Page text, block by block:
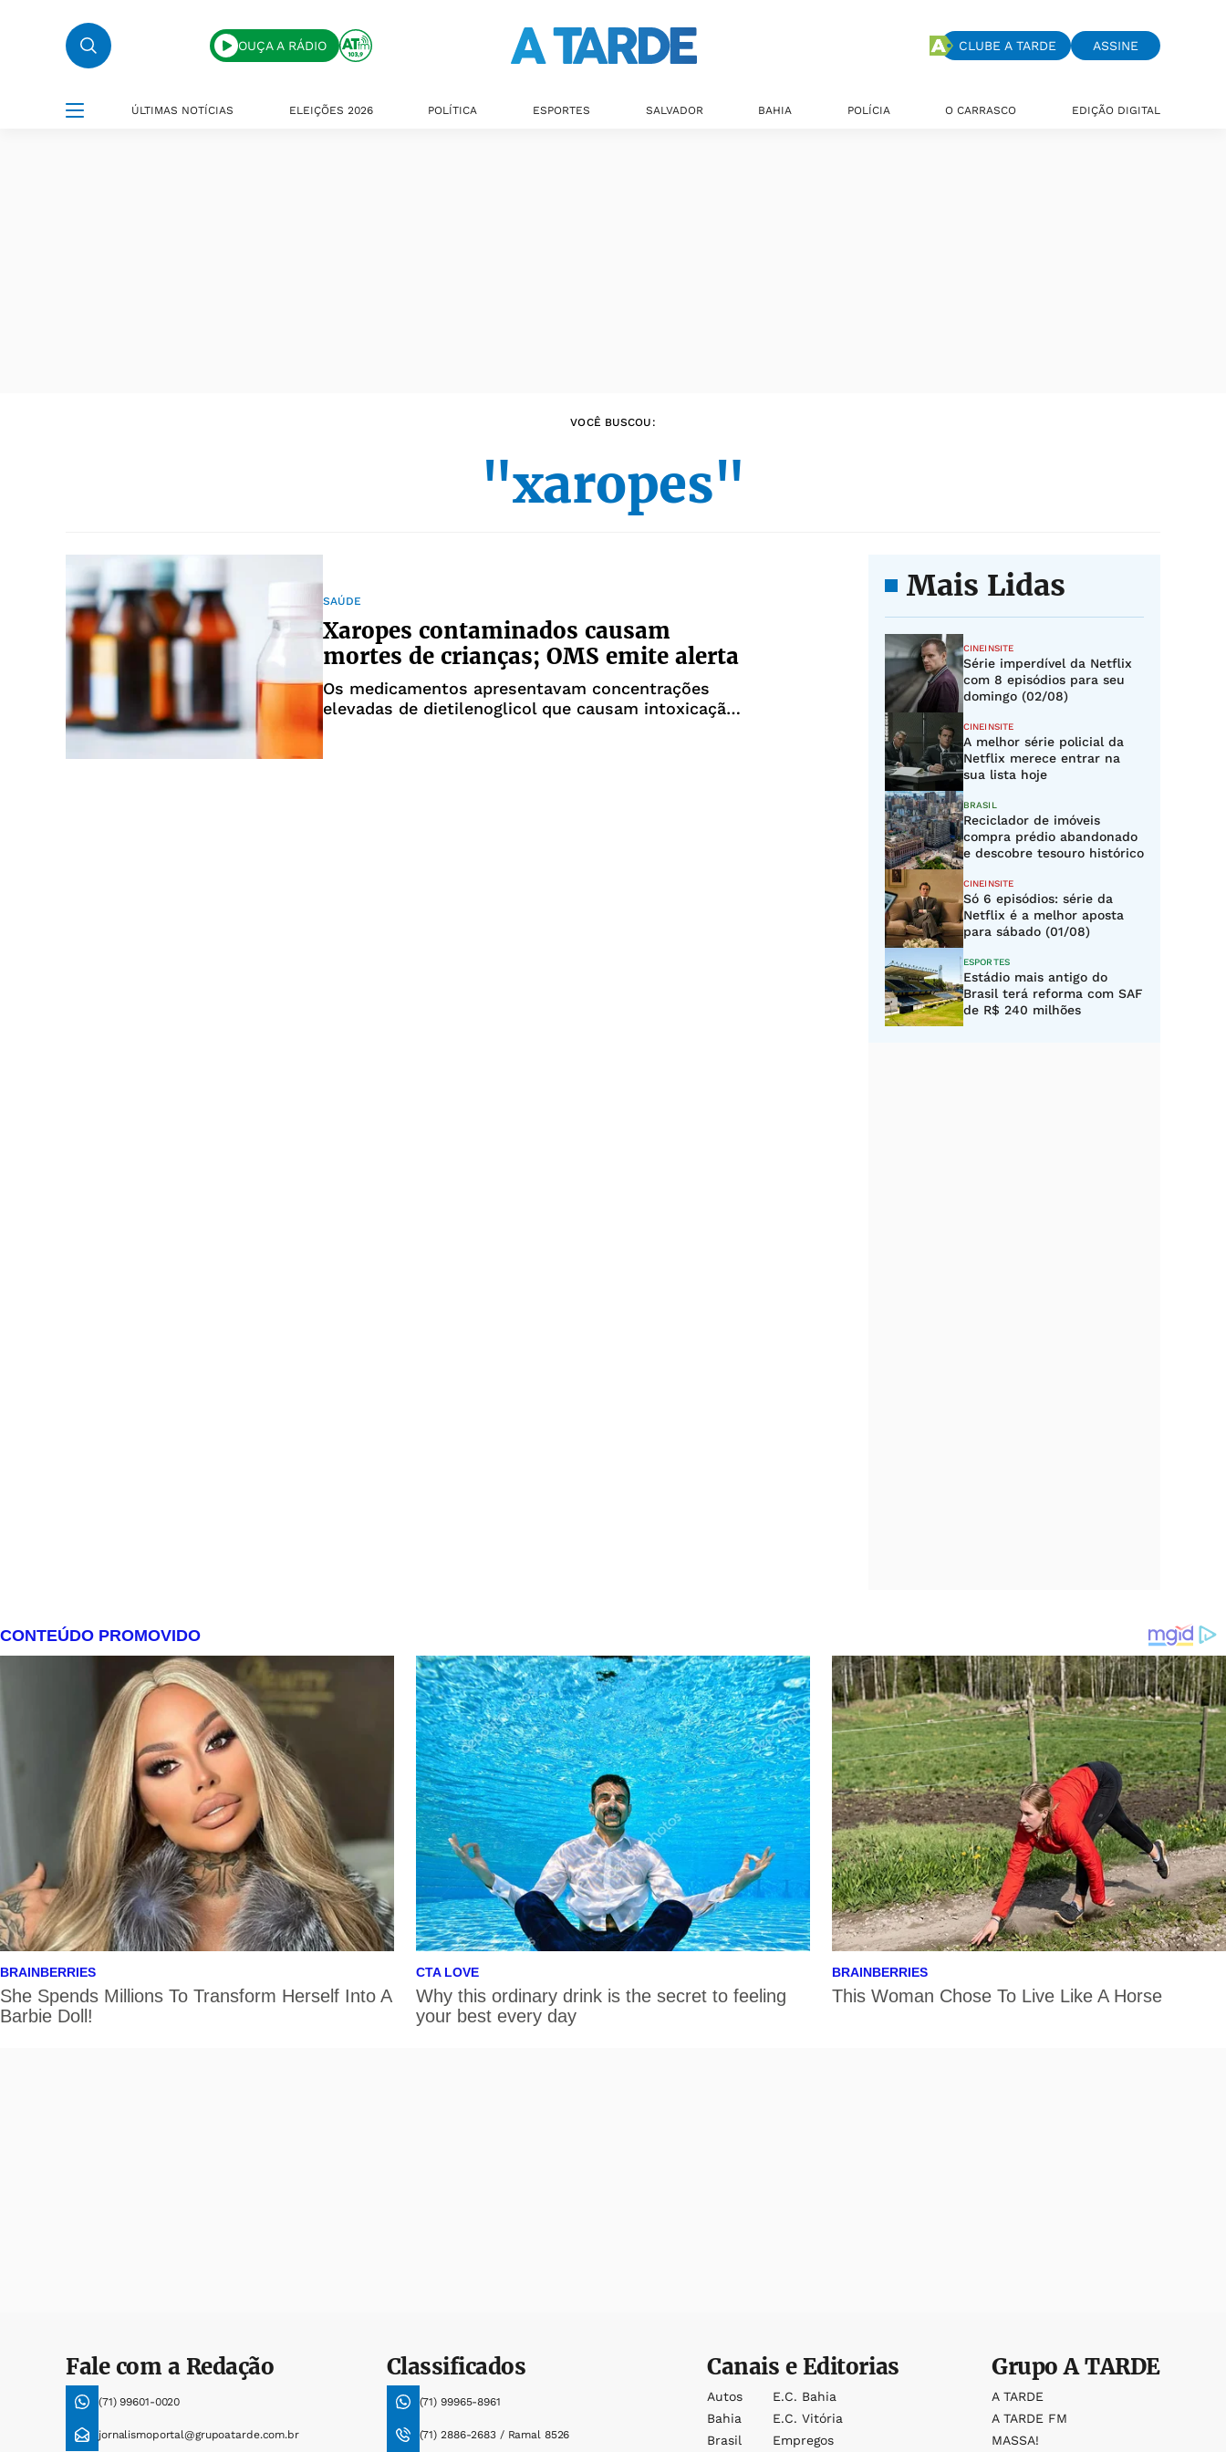
OUÇA A RÁDIO CLUBE A TARDE ASSINE
ÚLTIMAS NOTÍCIAS ELEIÇÕES 2026 POLÍTICA ESPORTES SALVADOR BAHIA POLÍCIA O CARRASCO EDIÇÃO DIGITAL
VOCÊ BUSCOU:
"xaropes"
SAÚDE
Xaropes contaminados causam
mortes de crianças; OMS emite alerta
Os medicamentos apresentavam concentrações
elevadas de dietilenoglicol que causam intoxicação
Mais Lidas
CINEINSITE
Série imperdível da Netflix
com 8 episódios para seu
domingo (02/08)
CINEINSITE
A melhor série policial da
Netflix merece entrar na
sua lista hoje
BRASIL
Reciclador de imóveis
compra prédio abandonado
e descobre tesouro histórico
CINEINSITE
Só 6 episódios: série da
Netflix é a melhor aposta
para sábado (01/08)
ESPORTES
Estádio mais antigo do
Brasil terá reforma com SAF
de R$ 240 milhões
Fale com a Redação
(71) 99601-0020
jornalismoportal@grupoatarde.com.br
Classificados
(71) 99965-8961
(71) 2886-2683 / Ramal 8526
Canais e Editorias
Autos
Bahia
Brasil
E.c. Bahia
E.c. Vitória
Empregos
GrupoA TARDE
A TARDE
A TARDE FM
MASSA!